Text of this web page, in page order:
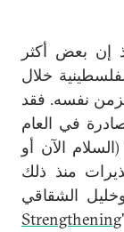
إن بعض أكثر
خلال
نفسه. فقد
في العام
الآن أو
منذ ذلك
الشقاقي
Strengthening